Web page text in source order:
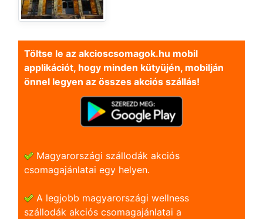
Töltse le az akcioscsomagok.hu mobil
applikációt, hogy minden kütyüjén, mobilján
önnel legyen az összes akciós szállás!
Magyarországi szállodák akciós
csomagajánlatai egy helyen.
A legjobb magyarországi wellness
szállodák akciós csomagajánlatai a